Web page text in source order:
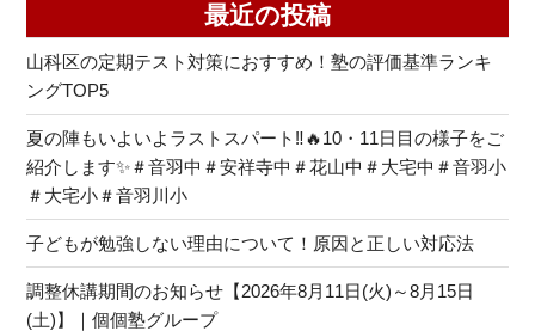
最近の投稿
山科区の定期テスト対策におすすめ！塾の評価基準ランキ
ングTOP5
夏の陣もいよいよラストスパート‼🔥10・11日目の様子をご
紹介します✨＃音羽中＃安祥寺中＃花山中＃大宅中＃音羽小
＃大宅小＃音羽川小
子どもが勉強しない理由について！原因と正しい対応法
調整休講期間のお知らせ【2026年8月11日(火)～8月15日
(土)】｜個個塾グループ